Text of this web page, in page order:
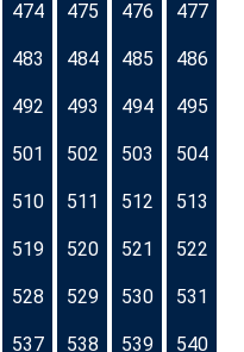
474 475 476 477
483 484 485 486
492 493 494 495
501 502 503 504
510 511 512 513
519 520 521 522
528 529 530 531
537 538 539 540